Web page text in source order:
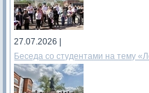
27.07.2026 |
Беседа со студентами на тему